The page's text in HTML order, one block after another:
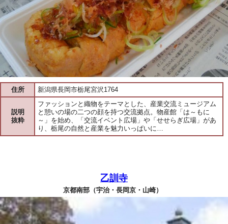
住所 新潟県長岡市栃尾宮沢1764
説明
抜粋
ファッションと織物をテーマとした、産業交流ミュージアム
と憩いの場の二つの顔を持つ交流拠点。物産館「は～もに
～」を始め、「交流イベント広場」や「せせらぎ広場」があ
り、栃尾の自然と産業を魅力いっぱいに…
乙訓寺
京都南部（宇治・長岡京・山崎）